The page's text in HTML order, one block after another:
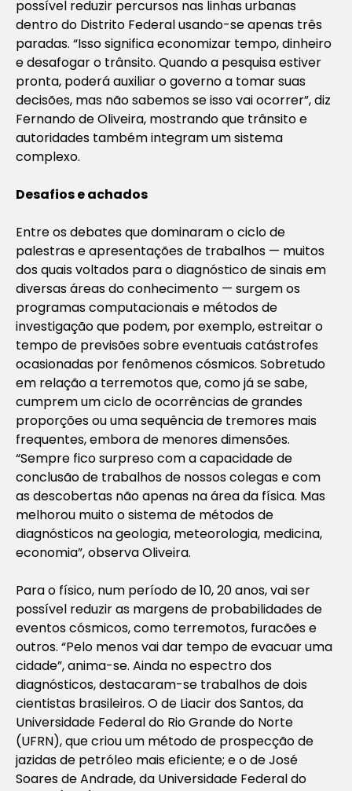
possível reduzir percursos nas linhas urbanas
dentro do Distrito Federal usando-se apenas três
paradas. “Isso significa economizar tempo, dinheiro
e desafogar o trânsito. Quando a pesquisa estiver
pronta, poderá auxiliar o governo a tomar suas
decisões, mas não sabemos se isso vai ocorrer”, diz
Fernando de Oliveira, mostrando que trânsito e
autoridades também integram um sistema
complexo.
Desafios e achados
Entre os debates que dominaram o ciclo de
palestras e apresentações de trabalhos — muitos
dos quais voltados para o diagnóstico de sinais em
diversas áreas do conhecimento — surgem os
programas computacionais e métodos de
investigação que podem, por exemplo, estreitar o
tempo de previsões sobre eventuais catástrofes
ocasionadas por fenômenos cósmicos. Sobretudo
em relação a terremotos que, como já se sabe,
cumprem um ciclo de ocorrências de grandes
proporções ou uma sequência de tremores mais
frequentes, embora de menores dimensões.
“Sempre fico surpreso com a capacidade de
conclusão de trabalhos de nossos colegas e com
as descobertas não apenas na área da física. Mas
melhorou muito o sistema de métodos de
diagnósticos na geologia, meteorologia, medicina,
economia”, observa Oliveira.
Para o físico, num período de 10, 20 anos, vai ser
possível reduzir as margens de probabilidades de
eventos cósmicos, como terremotos, furacões e
outros. “Pelo menos vai dar tempo de evacuar uma
cidade”, anima-se. Ainda no espectro dos
diagnósticos, destacaram-se trabalhos de dois
cientistas brasileiros. O de Liacir dos Santos, da
Universidade Federal do Rio Grande do Norte
(UFRN), que criou um método de prospecção de
jazidas de petróleo mais eficiente; e o de José
Soares de Andrade, da Universidade Federal do